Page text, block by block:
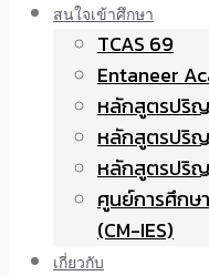
สนใจเข้าศึกษา
TCAS 69
Entaneer
หลักสูตรปริ
หลักสูตรปริ
หลักสูตรปริ
ศูนย์การศึกษ
(CM-IES)
เกี่ยวกับ